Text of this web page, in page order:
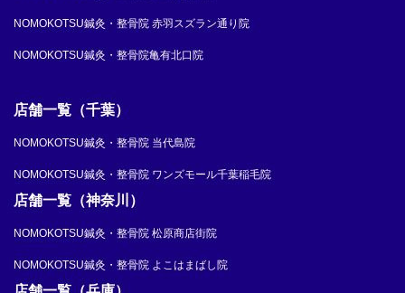
NOMOKOTSU鍼灸・整骨院 赤羽スズラン通り院
NOMOKOTSU鍼灸・整骨院亀有北口院
店舗一覧（千葉）
NOMOKOTSU鍼灸・整骨院 当代島院
NOMOKOTSU鍼灸・整骨院 ワンズモール千葉稲毛院
店舗一覧（神奈川）
NOMOKOTSU鍼灸・整骨院 松原商店街院
NOMOKOTSU鍼灸・整骨院 よこはまばし院